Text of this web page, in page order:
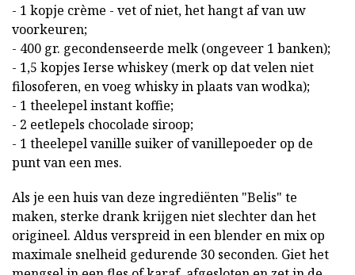
- 1 kopje crème - vet of niet, het hangt af van uw
voorkeuren;
- 400 gr. gecondenseerde melk (ongeveer 1 banken);
- 1,5 kopjes Ierse whiskey (merk op dat velen niet
filosoferen, en voeg whisky in plaats van wodka);
- 1 theelepel instant koffie;
- 2 eetlepels chocolade siroop;
- 1 theelepel vanille suiker of vanillepoeder op de
punt van een mes.
Als je een huis van deze ingrediënten "Belis" te
maken, sterke drank krijgen niet slechter dan het
origineel. Aldus verspreid in een blender en mix op
maximale snelheid gedurende 30 seconden. Giet het